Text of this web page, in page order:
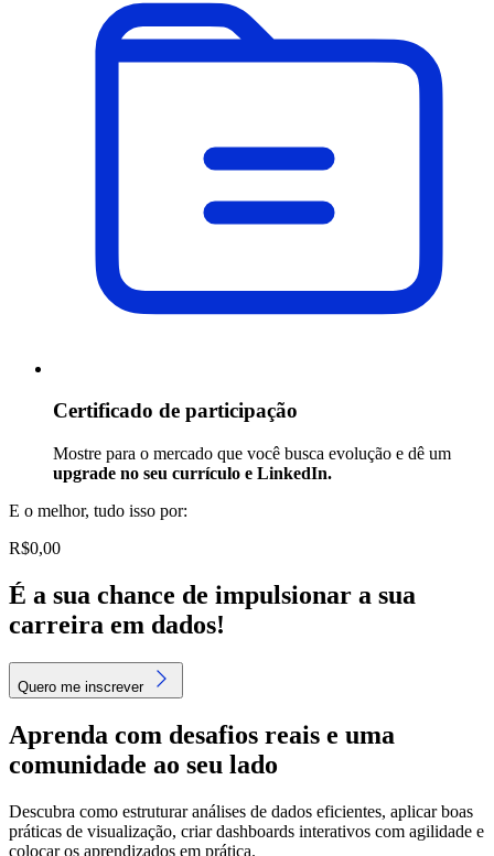
Certificado de participação
Mostre para o mercado que você busca evolução e dê um
upgrade no seu currículo e LinkedIn.
E o melhor, tudo isso por:
R$0,00
É a sua chance de impulsionar a sua
carreira em dados!
Quero me inscrever
Aprenda com desafios reais e uma
comunidade ao seu lado
Descubra como estruturar análises de dados eficientes, aplicar boas
práticas de visualização, criar dashboards interativos com agilidade e
colocar os aprendizados em prática.